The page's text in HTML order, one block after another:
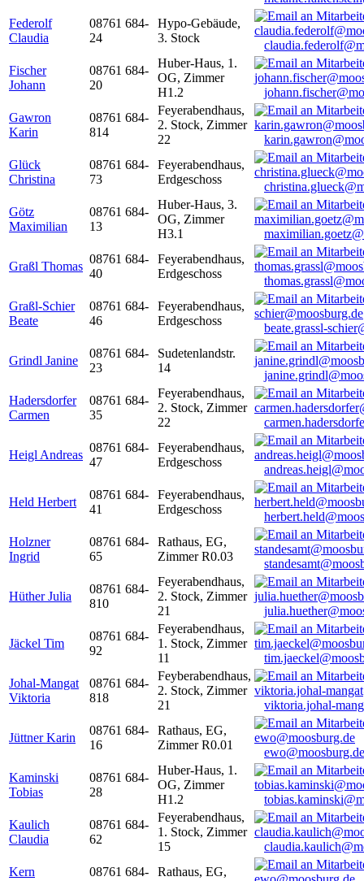
Federolf
Claudia
08761 684-
24
Hypo-Gebäude,
3. Stock
Fischer
Johann
08761 684-
20
Huber-Haus, 1.
OG, Zimmer
H1.2
Gawron
Karin
08761 684-
814
Feyerabendhaus,
2. Stock, Zimmer
22
Glück
Christina
08761 684-
73
Feyerabendhaus,
Erdgeschoss
Götz
Maximilian
08761 684-
13
Huber-Haus, 3.
OG, Zimmer
H3.1
Graßl Thomas
08761 684-
40
Feyerabendhaus,
Erdgeschoss
Graßl-Schier
Beate
08761 684-
46
Feyerabendhaus,
Erdgeschoss
beate.grassl-
Grindl Janine
08761 684-
23
Sudetenlandstr.
14
Hadersdorfer
Carmen
08761 684-
35
Feyerabendhaus,
2. Stock, Zimmer
22
Heigl Andreas
08761 684-
47
Feyerabendhaus,
Erdgeschoss
Held Herbert
08761 684-
41
Feyerabendhaus,
Erdgeschoss
Holzner
Ingrid
08761 684-
65
Rathaus, EG,
Zimmer R0.03
Hüther Julia
08761 684-
810
Feyerabendhaus,
2. Stock, Zimmer
21
Jäckel Tim
08761 684-
92
Feyerabendhaus,
1. Stock, Zimmer
11
Johal-Mangat
Viktoria
08761 684-
818
Feyberabendhaus,
2. Stock, Zimmer
21
viktoria.johal-
Jüttner Karin
08761 684-
16
Rathaus, EG,
Zimmer R0.01
ewo@moosburg.de
Kaminski
Tobias
08761 684-
28
Huber-Haus, 1.
OG, Zimmer
H1.2
Kaulich
Claudia
08761 684-
62
Feyerabendhaus,
1. Stock, Zimmer
15
Kern
08761 684-
Rathaus, EG,